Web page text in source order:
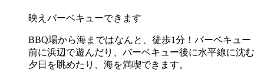
映えバーベキューできます
BBQ場から海まではなんと、徒歩1分！バーベキュー
前に浜辺で遊んだり、バーベキュー後に水平線に沈む
夕日を眺めたり、海を満喫できます。